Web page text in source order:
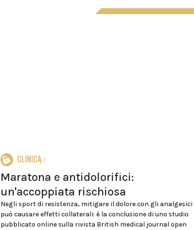
CLINICA
Maratona e antidolorifici:
un'accoppiata rischiosa
Negli sport di resistenza, mitigare il dolore con gli analgesici
può causare effetti collaterali: è la conclusione di uno studio
pubblicato online sulla rivista British medical journal open